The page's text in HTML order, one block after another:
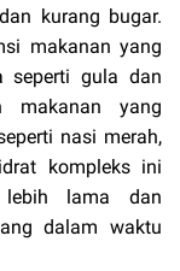
kurang bugar.
makanan yang
seperti gula dan
makanan yang
nasi merah,
kompleks ini
lebih lama dan
dalam waktu